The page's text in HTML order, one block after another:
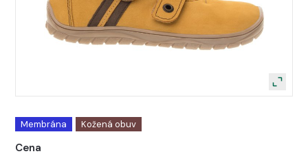
Membrána Kožená obuv
Cena